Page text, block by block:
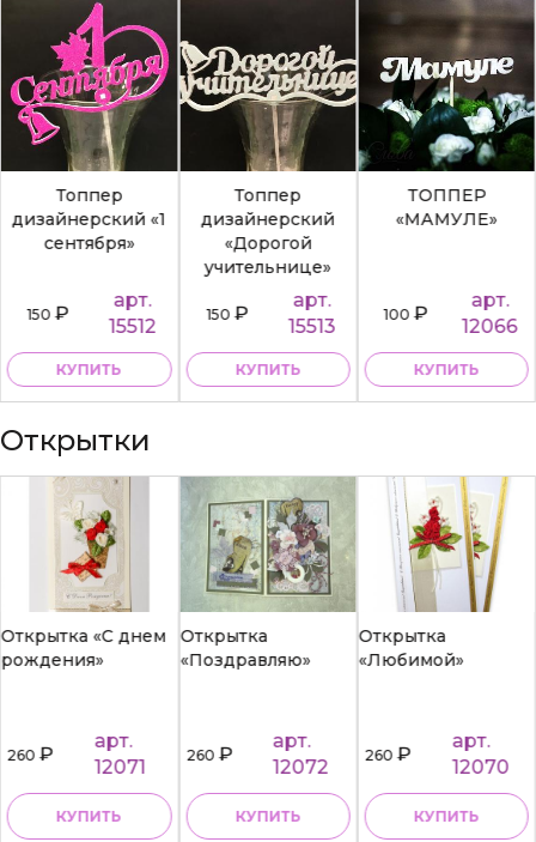
Топпер
дизайнерский «1
сентября»
150₽
арт.
15512
КУПИТЬ
Топпер
дизайнерский
«Дорогой
учительнице»
150₽
арт.
15513
КУПИТЬ
ТОППЕР
«МАМУЛЕ»
100₽
арт.
12066
КУПИТЬ
Открытки
Открытка «С днем
рождения»
260₽
арт.
12071
КУПИТЬ
Открытка
«Поздравляю»
260₽
арт.
12072
КУПИТЬ
Открытка
«Любимой»
260₽
арт.
12070
КУПИТЬ